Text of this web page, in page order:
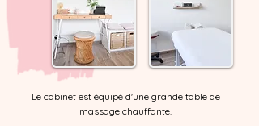
Le cabinet est équipé d'une grande table de
massage chauffante.